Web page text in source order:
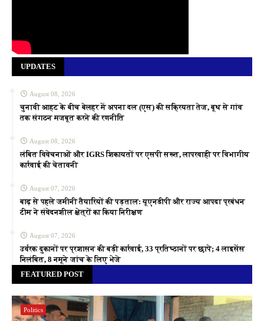
UPDATES
August 08, 2026
चुनावी आहट के बीच बेलहर में अपना दल (एस) की सक्रियता तेज, बूथ से गांव
तक संगठन मजबूत करने की रणनीति
August 08, 2026
लंबित विवेचनाओं और IGRS शिकायतों पर एसपी सख्त, लापरवाही पर विभागीय
कार्रवाई की चेतावनी
August 07, 2026
बाढ़ से पहले जमीनी तैयारियों की पड़ताल: यूएनडीपी और राज्य आपदा प्रबंधन
टीम ने संवेदनशील क्षेत्रों का किया निरीक्षण
August 07, 2026
उर्वरक दुकानों पर प्रशासन की बड़ी कार्रवाई, 33 प्रतिष्ठानों पर छापे; 4 लाइसेंस
निलंबित, 8 नमूने जांच के लिए भेजे
FEATURED POST
Politics